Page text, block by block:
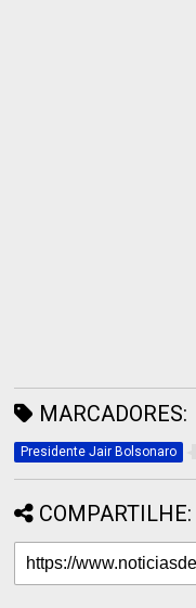
MARCADORES:
Presidente Jair Bolsonaro
COMPARTILHE: